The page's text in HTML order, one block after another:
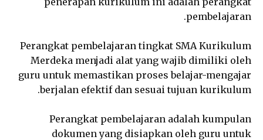
pembelajaran.
Perangkat pembelajaran tingkat SMA Kurikulum
Merdeka menjadi alat yang wajib dimiliki oleh
guru untuk memastikan proses belajar-mengajar
berjalan efektif dan sesuai tujuan kurikulum.
Perangkat pembelajaran adalah kumpulan
dokumen yang disiapkan oleh guru untuk